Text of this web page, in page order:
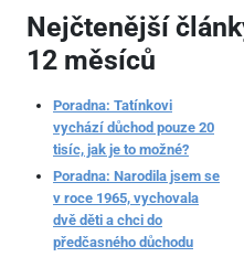
Nejčtenější
12 měsíců
Poradna: Tatínkovi
vychází důchod pouze 20
tisíc, jak je to možné?
Poradna: Narodila jsem se
v roce 1965, vychovala
dvě děti a chci do
předčasného důchodu